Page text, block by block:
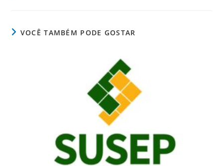
VOCÊ TAMBÉM PODE GOSTAR